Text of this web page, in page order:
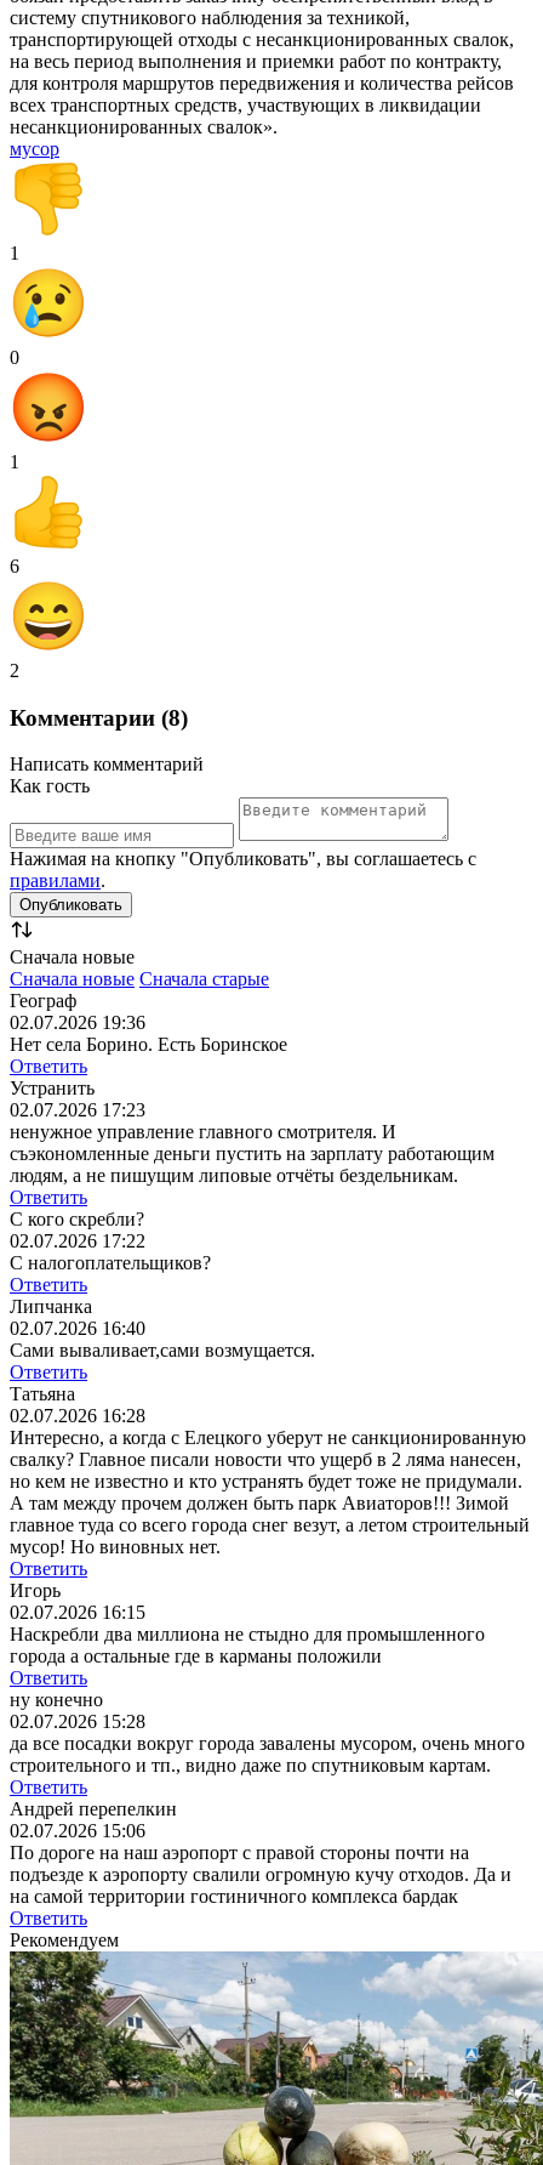
систему спутникового наблюдения за техникой,
транспортирующей отходы с несанкционированных свалок,
на весь период выполнения и приемки работ по контракту,
для контроля маршрутов передвижения и количества рейсов
всех транспортных средств, участвующих в ликвидации
несанкционированных свалок».
мусор
1
0
1
6
2
Комментарии (8)
Написать комментарий
Как гость
Нажимая на кнопку "Опубликовать", вы соглашаетесь с
правилами.
Сначала новые
Сначала новые Сначала старые
Географ
02.07.2026 19:36
Нет села Борино. Есть Боринское
Ответить
Устранить
02.07.2026 17:23
ненужное управление главного смотрителя. И
съэкономленные деньги пустить на зарплату работающим
людям, а не пишущим липовые отчёты бездельникам.
Ответить
С кого скребли?
02.07.2026 17:22
С налогоплательщиков?
Ответить
Липчанка
02.07.2026 16:40
Сами вываливает,сами возмущается.
Ответить
Татьяна
02.07.2026 16:28
Интересно, а когда с Елецкого уберут не санкционированную
свалку? Главное писали новости что ущерб в 2 ляма нанесен,
но кем не известно и кто устранять будет тоже не придумали.
А там между прочем должен быть парк Авиаторов!!! Зимой
главное туда со всего города снег везут, а летом строительный
мусор! Но виновных нет.
Ответить
Игорь
02.07.2026 16:15
Наскребли два миллиона не стыдно для промышленного
города а остальные где в карманы положили
Ответить
ну конечно
02.07.2026 15:28
да все посадки вокруг города завалены мусором, очень много
строительного и тп., видно даже по спутниковым картам.
Ответить
Андрей перепелкин
02.07.2026 15:06
По дороге на наш аэропорт с правой стороны почти на
подъезде к аэропорту свалили огромную кучу отходов. Да и
на самой территории гостиничного комплекса бардак
Ответить
Рекомендуем